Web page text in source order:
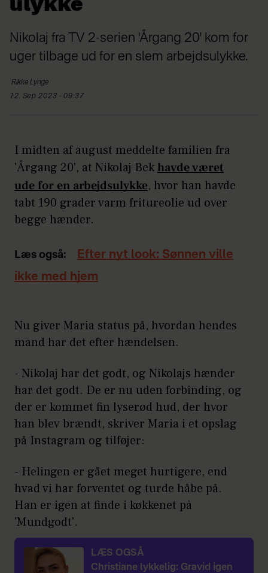
ulykke
Nikolaj fra TV 2-serien 'Årgang 20' kom for
uger tilbage ud for en slem arbejdsulykke.
Rikke Lynge
12. Sep 2023 - 09:37
I midten af august meddelte familien fra
'Årgang 20', at Nikolaj Bek havde været
ude for en arbejdsulykke, hvor han havde
tabt 190 grader varm fritureolie ud over
begge hænder.
Læs også:
Efter nyt look: Sønnen ville
ikke med hjem
Nu giver Maria status på, hvordan hendes
mand har det efter hændelsen.
- Nikolaj har det godt, og Nikolajs hænder
har det godt. De er nu uden forbinding, og
der er kommet fin lyserød hud, der hvor
han blev brændt, skriver Maria i et opslag
på Instagram og tilføjer:
- Helingen er gået meget hurtigere, end
hvad vi har forventet og turde håbe på.
Han er igen at finde i køkkenet på
'Mundgodt'.
LÆS OGSÅ
Christiane lykkelig: Gravid igen